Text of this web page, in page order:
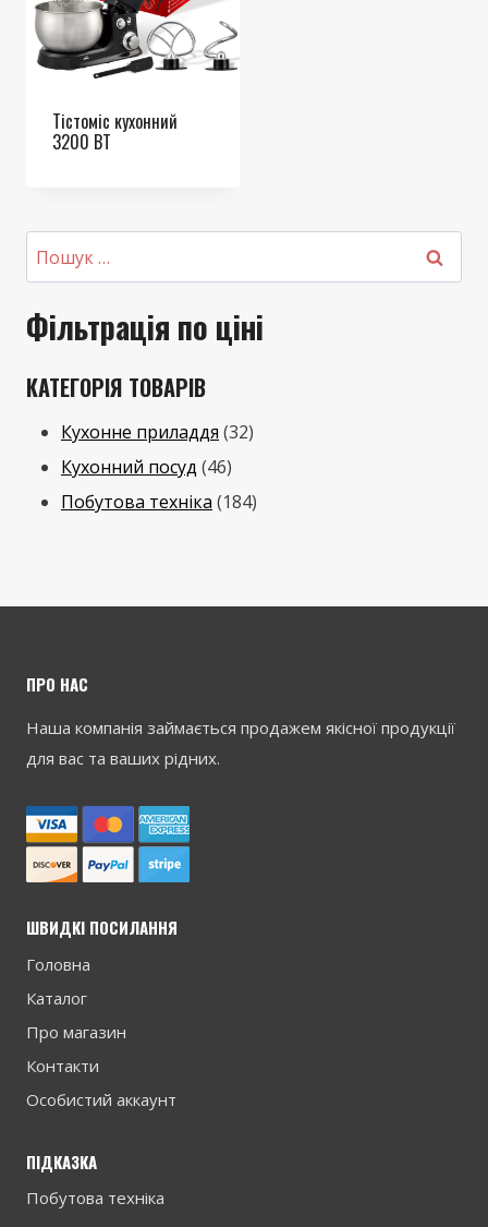
Тістоміс кухонний
3200 ВТ
Пошук:
Фільтрація по ціні
КАТЕГОРІЯ ТОВАРІВ
Кухонне приладдя 323
т
а
Кухонний посуд 464
6
в
Побутова техніка 1841
т
р
ПРО НАС
Наша компанія займається продажем якісної продукції
для вас та ваших рідних.
ШВИДКІ ПОСИЛАННЯ
Головна
Каталог
Про магазин
Контакти
Особистий аккаунт
ПІДКАЗКА
Побутова техніка